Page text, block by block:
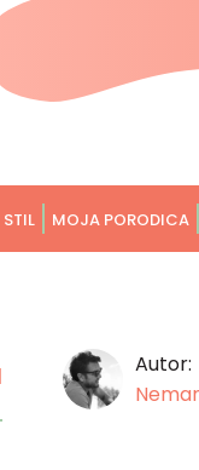
MOJA PORODICA
Autor: